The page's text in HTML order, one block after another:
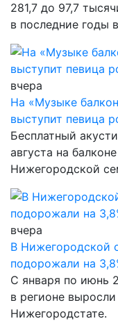
281,7 до 97,7
в последние годы
вчера
На «Музыке
выступит певица
Бесплатный
августа на
Нижегородской
вчера
В Нижегородской
подорожали на
С января по июнь
в регионе
Нижегородстате.